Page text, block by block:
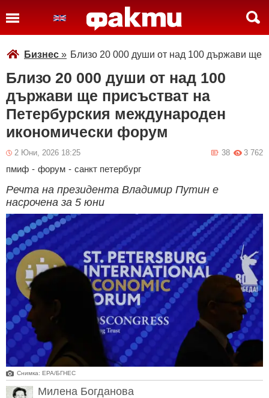
Бизнес » Близо 20 000 души от над 100 държави ще
Близо 20 000 души от над 100
държави ще присъстват на
Петербурския международен
икономически форум
2 Юни, 2026 18:25 3 762
38
пмиф - форум - санкт петербург
Речта на президента Владимир Путин е
насрочена за 5 юни
Снимка: ЕРА/БГНЕС
Милена Богданова